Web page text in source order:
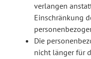
verlangen
Einschränkung
Die
nicht länger für